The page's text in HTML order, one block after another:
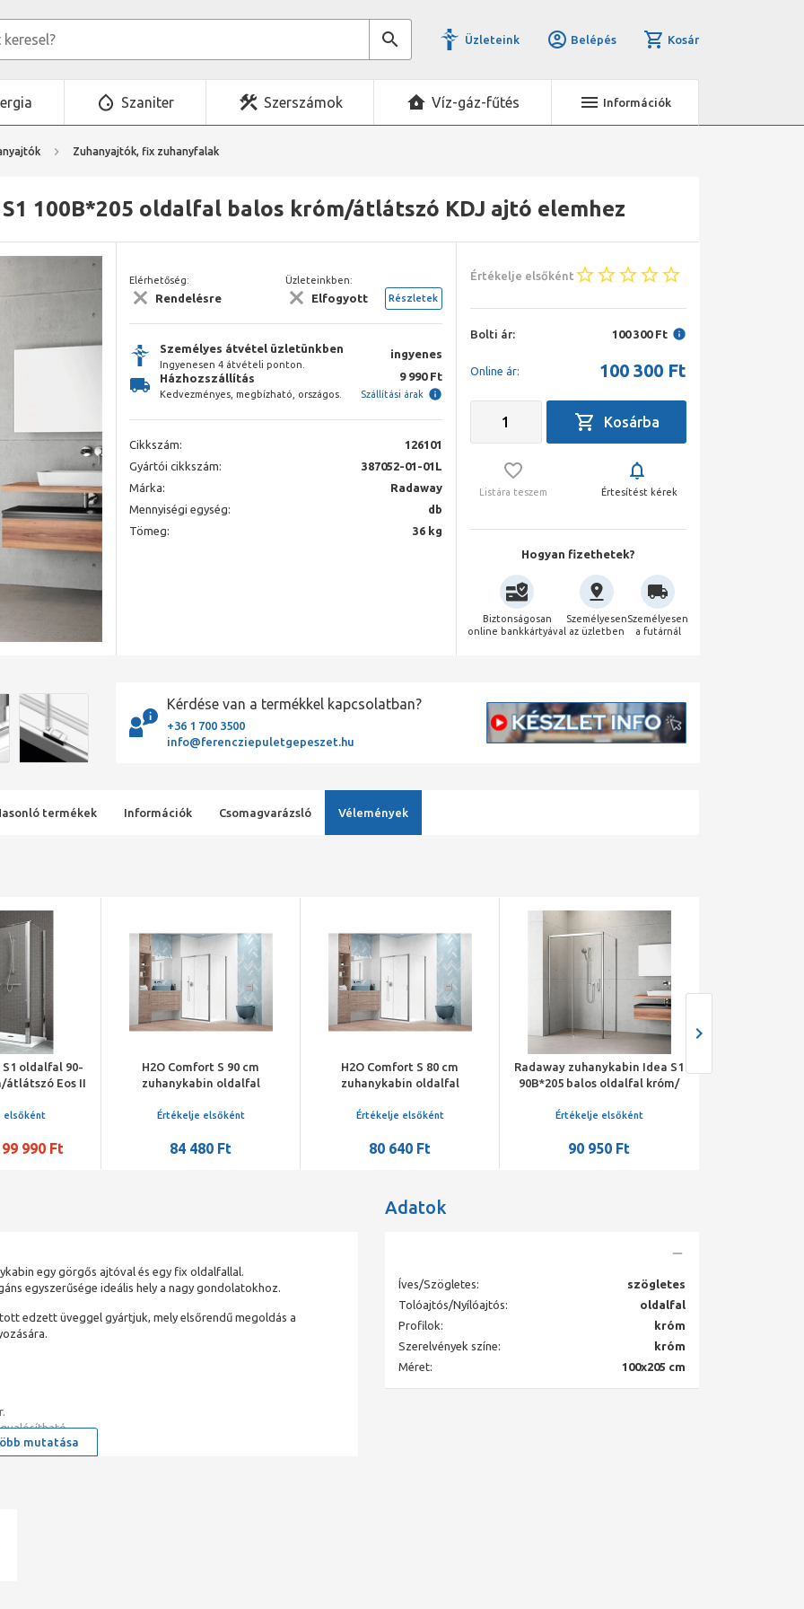
Üzleteink Belépés Kosár
Szaniter Szerszámok Víz-gáz-fűtés Információk
Zuhanyajtók, fix zuhanyfalak
100B*205 oldalfal balos króm/átlátszó KDJ ajtó elemhez
Elérhetőség:
Rendelésre
Üzleteinkben:
Elfogyott Részletek
Személyes átvétel üzletünkben
Ingyenesen 4 átvételi ponton.
ingyenes
Házhozszállítás
Kedvezményes, megbízható, országos.
9 990 Ft
Szállítási árak
Cikkszám:
126101
Gyártói cikkszám:
387052-01-01L
Márka:
Radaway
Mennyiségi egység:
db
Tömeg:
36 kg
Értékelje elsőként
Bolti ár: 100 300 Ft
Online ár: 100 300 Ft
Listára teszem Értesítést kérek
Hogyan fizethetek?
Biztonságosan
online bankkártyával
Személyesen
az üzletben
Személyesen
a futárnál
Kérdése van a termékkel kapcsolatban?
+36 1 700 3500
info@ferencziepuletgepeszet.hu
termékek Információk Csomagvarázsló Vélemények
S1 oldalfal 90-
átlátszó Eos II
elsőként
99 990 Ft
H2O Comfort S 90 cm
zuhanykabin oldalfal
Értékelje elsőként
84 480 Ft
H2O Comfort S 80 cm
zuhanykabin oldalfal
Értékelje elsőként
80 640 Ft
Radaway zuhanykabin Idea S1
90B*205 balos oldalfal króm/
Értékelje elsőként
90 950 Ft
egy görgős ajtóval és egy fix oldalfallal.
egyszerűsége ideális hely a nagy gondolatokhoz.
edzett üveggel gyártjuk, mely elsőrendű megoldás a
nyílását.
szálcsiszolt króm, szálcsiszolt fegyvermetál és szálcsiszolt réz
rendelésekor 2 termékkódot kell megadni. (Példa: 1 db KDJ
mutatása
Adatok
Íves/Szögletes:
szögletes
Tolóajtós/Nyílóajtós:
oldalfal
Profilok:
króm
Szerelvények színe:
króm
Méret:
100x205 cm